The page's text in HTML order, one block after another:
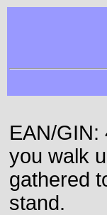
EAN/GIN:
you walk
gathered
stand.